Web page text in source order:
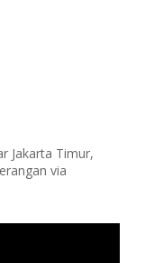
Jakarta Timur,
via